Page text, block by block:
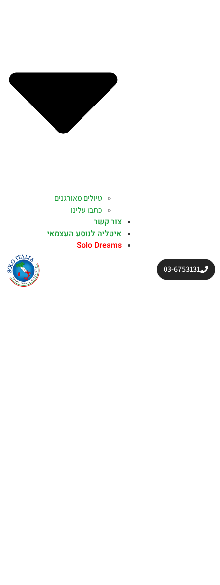
03-6753131
טיולים מאורגנים
כתבו עלינו
צור קשר
איטליה לנוסע העצמאי
Solo Dreams